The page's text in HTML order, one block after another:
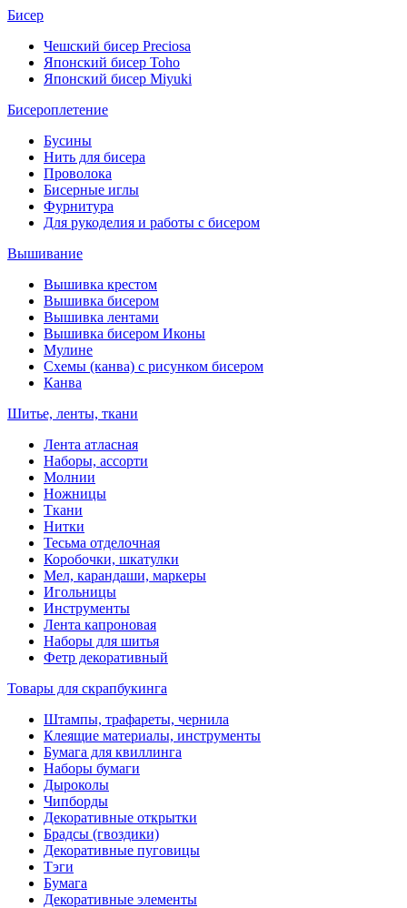
Бисер
Чешский бисер Preciosa
Японский бисер Toho
Японский бисер Miyuki
Бисероплетение
Бусины
Нить для бисера
Проволока
Бисерные иглы
Фурнитура
Для рукоделия и работы с бисером
Вышивание
Вышивка крестом
Вышивка бисером
Вышивка лентами
Вышивка бисером Иконы
Мулине
Схемы (канва) с рисунком бисером
Канва
Шитье, ленты, ткани
Лента атласная
Наборы, ассорти
Молнии
Ножницы
Ткани
Нитки
Тесьма отделочная
Коробочки, шкатулки
Мел, карандаши, маркеры
Игольницы
Инструменты
Лента капроновая
Наборы для шитья
Фетр декоративный
Товары для скрапбукинга
Штампы, трафареты, чернила
Клеящие материалы, инструменты
Бумага для квиллинга
Наборы бумаги
Дыроколы
Чипборды
Декоративные открытки
Брадсы (гвоздики)
Декоративные пуговицы
Тэги
Бумага
Декоративные элементы